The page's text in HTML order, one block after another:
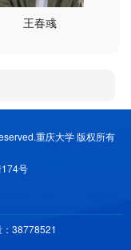
王春彧
重庆大学 版权所有
号
38778521